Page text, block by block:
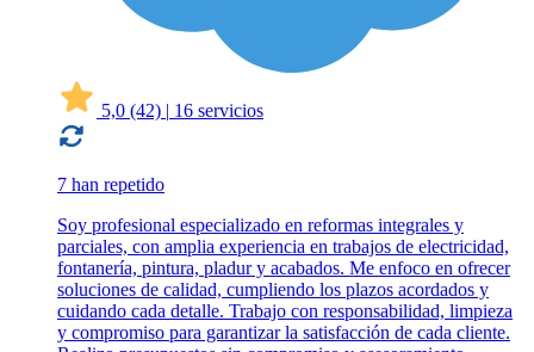
5,0 (42) | 16 servicios
7 han repetido
Soy profesional especializado en reformas integrales y
parciales, con amplia experiencia en trabajos de electricidad,
fontanería, pintura, pladur y acabados. Me enfoco en ofrecer
soluciones de calidad, cumpliendo los plazos acordados y
cuidando cada detalle. Trabajo con responsabilidad, limpieza
y compromiso para garantizar la satisfacción de cada cliente.